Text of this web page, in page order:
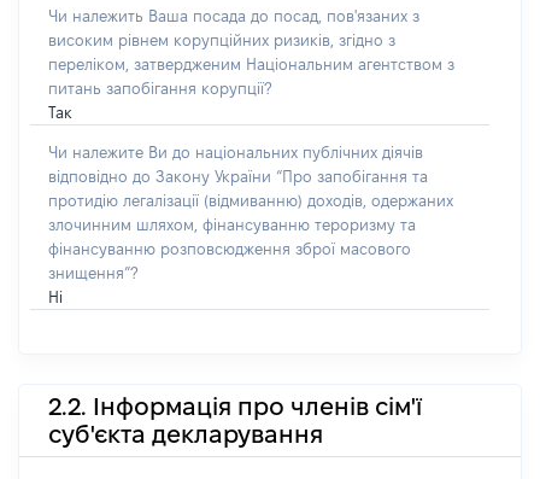
Чи належить Ваша посада до посад, пов'язаних з
високим рівнем корупційних ризиків, згідно з
переліком, затвердженим Національним агентством з
питань запобігання корупції?
Так
Чи належите Ви до національних публічних діячів
відповідно до Закону України “Про запобігання та
протидію легалізації (відмиванню) доходів, одержаних
злочинним шляхом, фінансуванню тероризму та
фінансуванню розповсюдження зброї масового
знищення”?
Ні
2.2. Інформація про членів сім'ї
суб'єкта декларування